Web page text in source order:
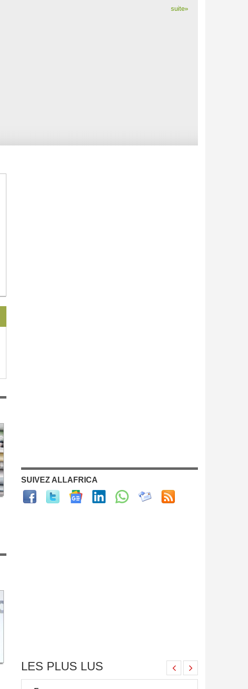
suite»
SUIVEZ ALLAFRICA
LES PLUS LUS